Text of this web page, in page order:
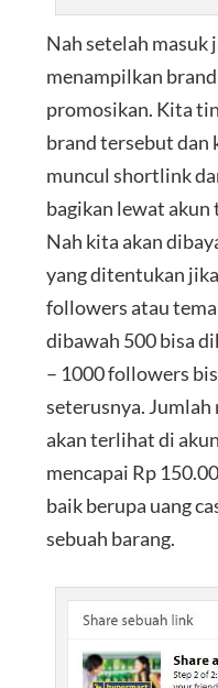
Nah setelah masuk
menampilkan
promosikan. Kita
brand tersebut dan
muncul shortlink
bagikan lewat
Nah kita akan
yang ditentukan
followers atau
dibawah 500 bisa
– 1000 followers
seterusnya.
akan terlihat di
mencapai Rp
baik berupa uang
sebuah barang.